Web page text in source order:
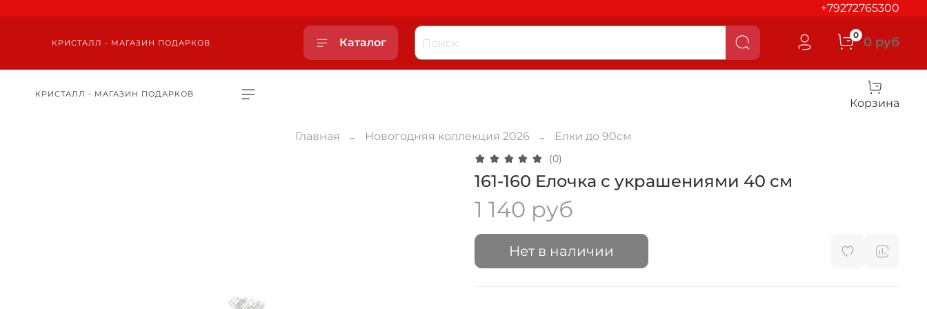
+79272765300
КРИСТАЛЛ - МАГАЗИН ПОДАРКОВ Каталог
0 0 руб
КРИСТАЛЛ - МАГАЗИН ПОДАРКОВ
Корзина
Главная Новогодняя коллекция 2026 Елки до 90см
(0)
161-160 Елочка с украшениями 40 см
1 140 руб
Нет в наличии